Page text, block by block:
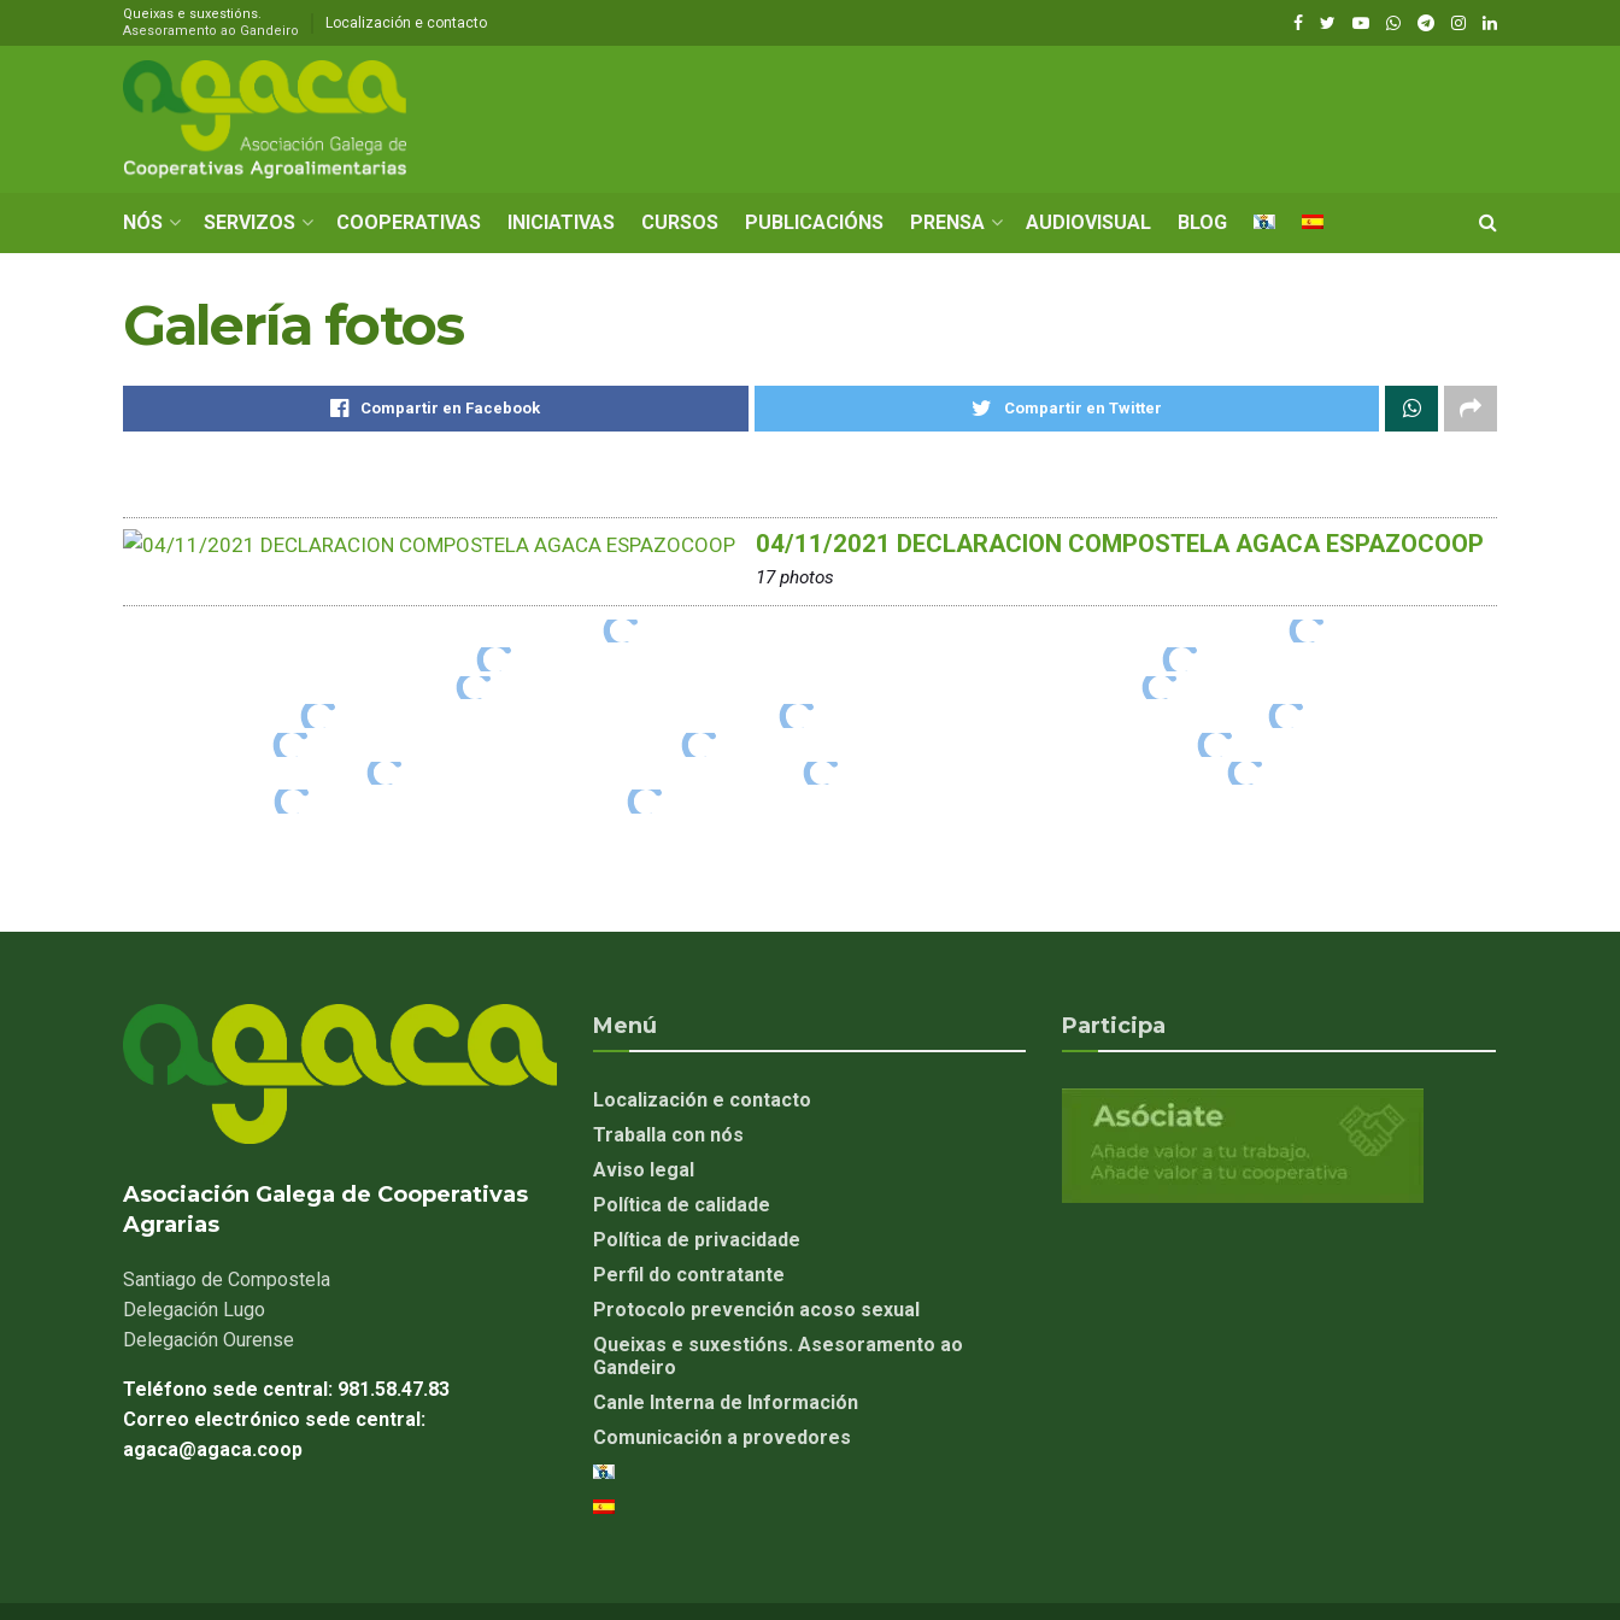
Queixas e suxestións.
Asesoramento ao Gandeiro
Localización e contacto
NÓS SERVIZOS COOPERATIVAS INICIATIVAS CURSOS PUBLICACIÓNS PRENSA AUDIOVISUAL BLOG
Galería fotos
Compartir en Facebook Compartir en Twitter
04/11/2021 DECLARACION COMPOSTELA AGACA ESPAZOCOOP
17 photos
Asociación Galega de Cooperativas
Agrarias
Santiago de Compostela
Delegación Lugo
Delegación Ourense
Teléfono sede central: 981.58.47.83
Correo electrónico sede central:
agaca@agaca.coop
Menú
Localización e contacto
Traballa con nós
Aviso legal
Política de calidade
Política de privacidade
Perfil do contratante
Protocolo prevención acoso sexual
Queixas e suxestións. Asesoramento ao
Gandeiro
Canle Interna de Información
Comunicación a provedores
Participa